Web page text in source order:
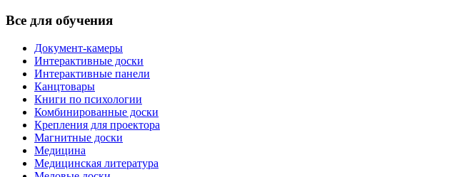
Все для обучения
Документ-камеры
Интерактивные доски
Интерактивные панели
Канцтовары
Книги по психологии
Комбинированные доски
Крепления для проектора
Магнитные доски
Медицина
Медицинская литература